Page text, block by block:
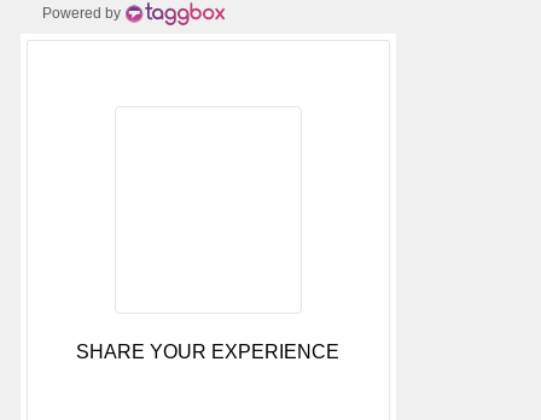
Powered by
SHARE YOUR EXPERIENCE